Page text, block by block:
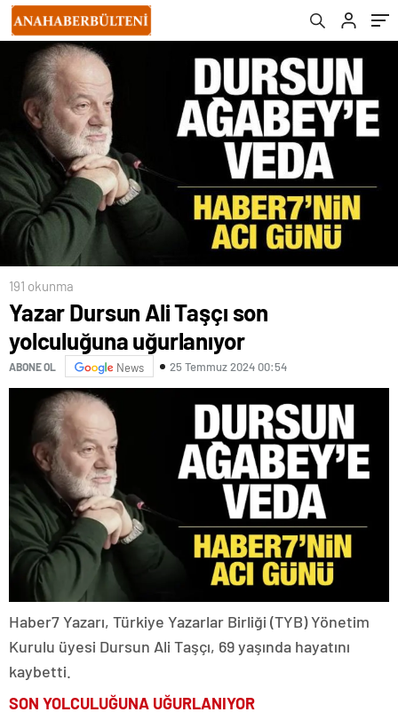
191 okunma
Yazar Dursun Ali Taşçı son
yolculuğuna uğurlanıyor
ABONE OL News 25 Temmuz 2024 00:54
Haber7 Yazarı, Türkiye Yazarlar Birliği (TYB) Yönetim
Kurulu üyesi Dursun Ali Taşçı, 69 yaşında hayatını
kaybetti.
SON YOLCULUĞUNA UĞURLANIYOR